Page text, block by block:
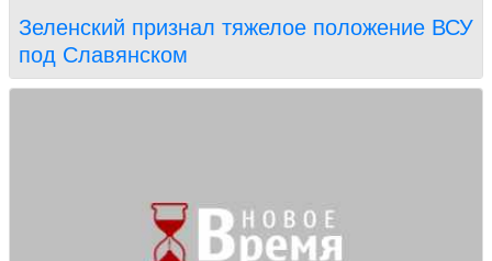
Зеленский признал тяжелое положение ВСУ
под Славянском